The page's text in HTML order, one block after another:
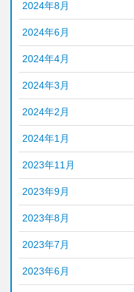
2024年8月
2024年6月
2024年4月
2024年3月
2024年2月
2024年1月
2023年11月
2023年9月
2023年8月
2023年7月
2023年6月